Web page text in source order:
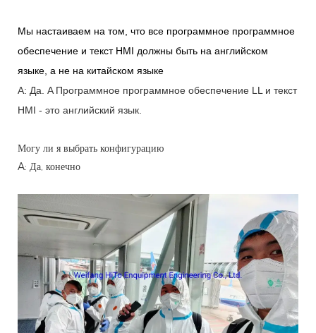
Мы настаиваем на том, что все программное программное
обеспечение и текст HMI должны быть на английском
языке, а не на китайском языке
A: Да. AПрограммное программное обеспечение LL и текст
HMI - это английский язык.
Могу ли я выбрать конфигурацию
A: Да, конечно